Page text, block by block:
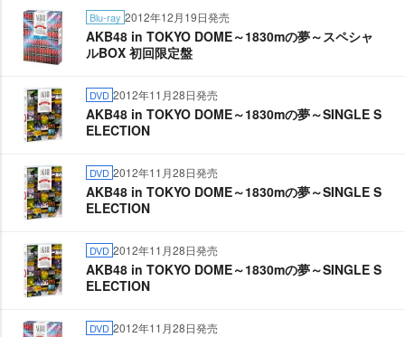
Blu-ray 2012年12月19日発売
AKB48 in TOKYO DOME～1830mの夢～スペシャ
ルBOX 初回限定盤
DVD 2012年11月28日発売
AKB48 in TOKYO DOME～1830mの夢～SINGLE S
ELECTION
DVD 2012年11月28日発売
AKB48 in TOKYO DOME～1830mの夢～SINGLE S
ELECTION
DVD 2012年11月28日発売
AKB48 in TOKYO DOME～1830mの夢～SINGLE S
ELECTION
DVD 2012年11月28日発売